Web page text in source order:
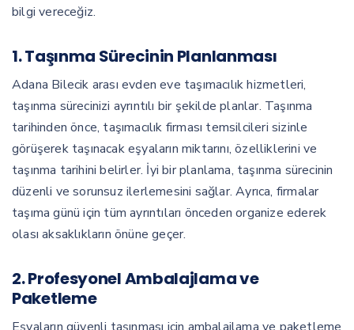
bilgi vereceğiz.
1.Taşınma Sürecinin Planlanması
Adana Bilecik arası evden eve taşımacılık hizmetleri,
taşınma sürecinizi ayrıntılı bir şekilde planlar. Taşınma
tarihinden önce, taşımacılık firması temsilcileri sizinle
görüşerek taşınacak eşyaların miktarını, özelliklerini ve
taşınma tarihini belirler. İyi bir planlama, taşınma sürecinin
düzenli ve sorunsuz ilerlemesini sağlar. Ayrıca, firmalar
taşıma günü için tüm ayrıntıları önceden organize ederek
olası aksaklıkların önüne geçer.
2.Profesyonel Ambalajlama ve
Paketleme